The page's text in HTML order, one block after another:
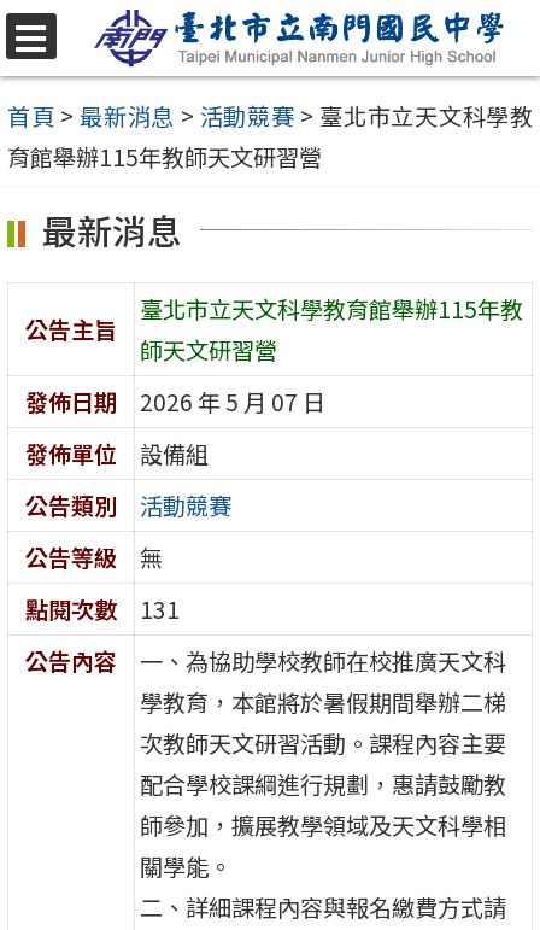
跳
至
主
要
容
選
單
首頁 > 最新消息 > 活動競賽 > 臺北市立天文科學教
育館舉辦115年教師天文研習營
最新消息
公告主旨
臺北市立天文科學教育館舉辦115年教
師天文研習營
發佈日期
2026 年 5 月 07 日
發佈單位
設備組
公告類別
活動競賽
公告等級
無
點閱次數
131
公告內容
一、為協助學校教師在校推廣天文科
學教育，本館將於暑假期間舉辦二梯
次教師天文研習活動。課程內容主要
配合學校課綱進行規劃，惠請鼓勵教
師參加，擴展教學領域及天文科學相
關學能。
二、詳細課程內容與報名繳費方式請